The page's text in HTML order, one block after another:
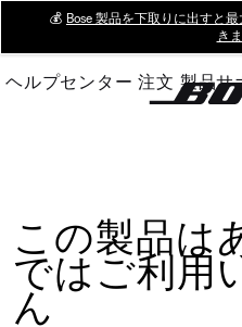
Main
💰 Bose 製品を下取りに出すと
き
ヘルプセンター 注文 製品サ
この製品は
ではご利用
ん